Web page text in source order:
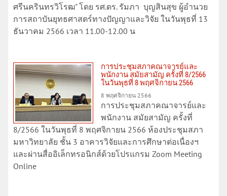
ศรีนครินทรวิโรฒ" โดย รศ.ดร. รัมภา บุญสินสุข ผู้อำนวย
การสถาบันยุทธศาสตร์ทางปัญญาและวิจัย ในวันพุธที่ 13
ธันวาคม 2566 เวลา 11.00-12.00 น
การประชุมสภาคณาจารย์และ
พนักงาน สมัยสามัญ ครั้งที่ 8/2566
ในวันพุธที่ 8 พฤศจิกายน 2566
8 พฤศจิกายน 2566
การประชุมสภาคณาจารย์และ
พนักงาน สมัยสามัญ ครั้งที่
8/2566 ในวันพุธที่ 8 พฤศจิกายน 2566 ห้องประชุมสภา
มหาวิทยาลัย ชั้น 3 อาคารวิจัยและการศึกษาต่อเนื่องฯ
และผ่านสื่ออิเล็กทรอนิกส์ด้วยโปรแกรม Zoom Meeting
Online